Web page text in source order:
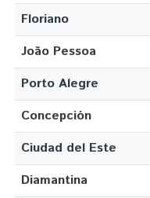
Floriano
João Pessoa
Porto Alegre
Concepción
Ciudad del Este
Diamantina